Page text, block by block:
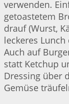
verwenden.
getoastetem
drauf (Wurst,
leckeres
Auch auf
statt Ketchup
Dressing über
Gemüse